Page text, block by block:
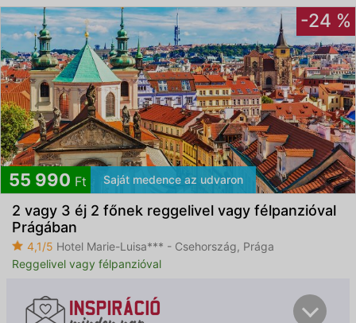
-24 %
55 990 Ft Saját medence az udvaron
2 vagy 3 éj 2 főnek reggelivel vagy félpanzióval
Prágában
4,1/5 Hotel Marie-Luisa*** - Csehország, Prága
Reggelivel vagy félpanzióval